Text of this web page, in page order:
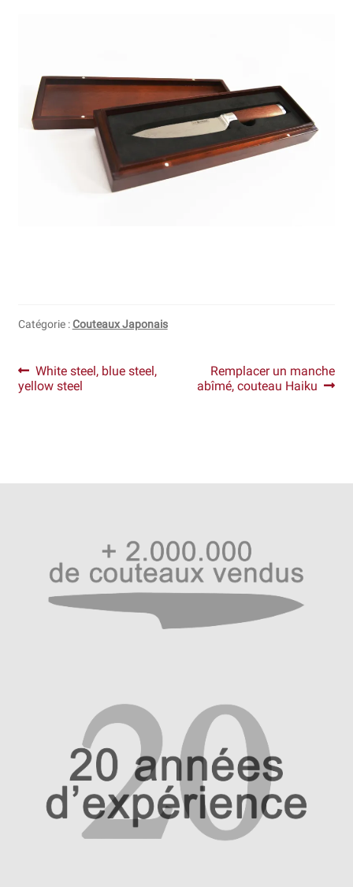
Thank you for booking
Tous les articles
Trouver mon couteau
Trouver mon magasin
Catégorie :Couteaux Japonais
Navigation
de
Article
précédent :
White steel, blue steel,
yellow steel
Article
suivant :
Remplacer un manche
abîmé, couteau Haiku